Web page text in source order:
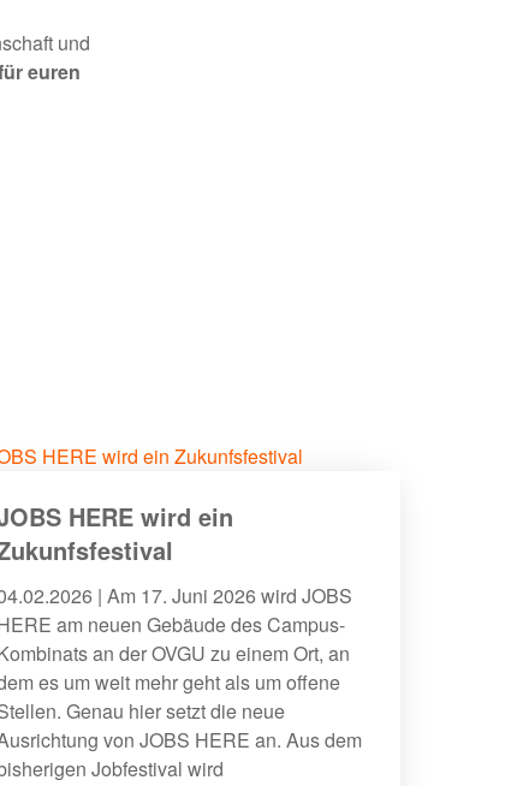
und
euren
HERE wird ein
| Am 17. Juni 2026 wird JOBS
am neuen Gebäude des Campus-
an der OVGU zu einem Ort, an
es um weit mehr geht als um offene
Genau hier setzt die neue
von JOBS HERE an. Aus dem
Jobfestival wird